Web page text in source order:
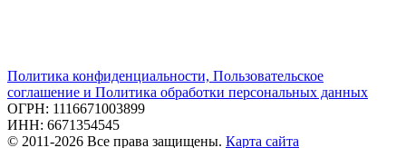
Политика конфиденциальности, Пользовательское
соглашение и Политика обработки персональных данных
ОГРН: 1116671003899
ИНН: 6671354545
© 2011-2026 Все права защищены. Карта сайта